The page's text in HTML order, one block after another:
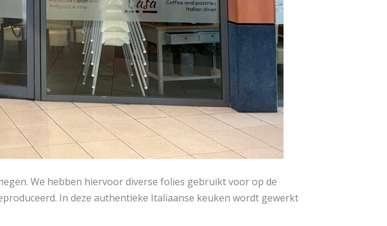
We hebben hiervoor diverse folies gebruikt voor op de
In deze authentieke Italiaanse keuken wordt gewerkt